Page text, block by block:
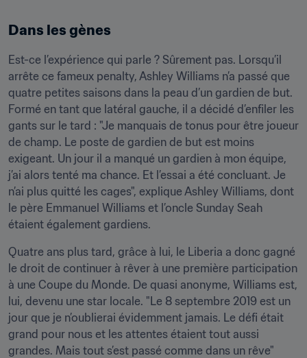
Dans les gènes
Est-ce l’expérience qui parle ? Sûrement pas. Lorsqu’il
arrête ce fameux penalty, Ashley Williams n’a passé que
quatre petites saisons dans la peau d’un gardien de but.
Formé en tant que latéral gauche, il a décidé d’enfiler les
gants sur le tard : "Je manquais de tonus pour être joueur
de champ. Le poste de gardien de but est moins
exigeant. Un jour il a manqué un gardien à mon équipe,
j’ai alors tenté ma chance. Et l’essai a été concluant. Je
n’ai plus quitté les cages", explique Ashley Williams, dont
le père Emmanuel Williams et l’oncle Sunday Seah
étaient également gardiens.
Quatre ans plus tard, grâce à lui, le Liberia a donc gagné
le droit de continuer à rêver à une première participation
à une Coupe du Monde. De quasi anonyme, Williams est,
lui, devenu une star locale. "Le 8 septembre 2019 est un
jour que je n’oublierai évidemment jamais. Le défi était
grand pour nous et les attentes étaient tout aussi
grandes. Mais tout s’est passé comme dans un rêve"